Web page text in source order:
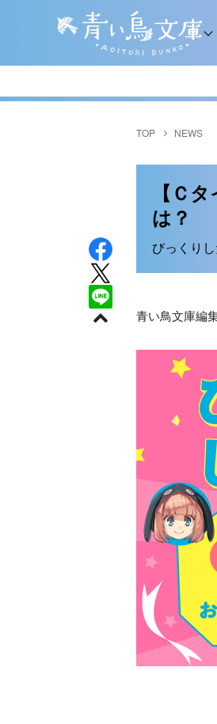
TOP NEWS
【Ｃ
は？
びっくり
青い鳥文庫編